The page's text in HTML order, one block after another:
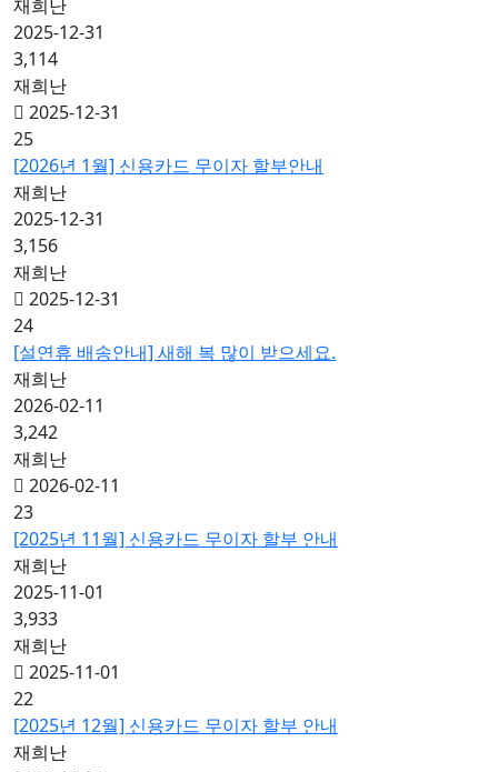
재희난
2025-12-31
3,114
재희난
2025-12-31
25
[2026년 1월] 신용카드 무이자 할부안내
재희난
2025-12-31
3,156
재희난
2025-12-31
24
[설연휴 배송안내] 새해 복 많이 받으세요.
재희난
2026-02-11
3,242
재희난
2026-02-11
23
[2025년 11월] 신용카드 무이자 할부 안내
재희난
2025-11-01
3,933
재희난
2025-11-01
22
[2025년 12월] 신용카드 무이자 할부 안내
재희난